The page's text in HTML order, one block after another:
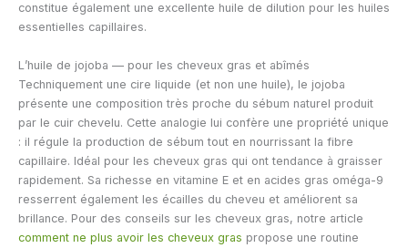
constitue également une excellente huile de dilution pour les huiles
essentielles capillaires.
L’huile de jojoba — pour les cheveux gras et abîmés
Techniquement une cire liquide (et non une huile), le jojoba
présente une composition très proche du sébum naturel produit
par le cuir chevelu. Cette analogie lui confère une propriété unique
: il régule la production de sébum tout en nourrissant la fibre
capillaire. Idéal pour les cheveux gras qui ont tendance à graisser
rapidement. Sa richesse en vitamine E et en acides gras oméga-9
resserrent également les écailles du cheveu et améliorent sa
brillance. Pour des conseils sur les cheveux gras, notre article
comment ne plus avoir les cheveux gras propose une routine